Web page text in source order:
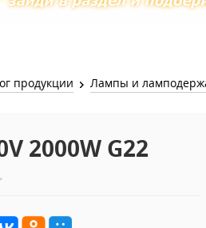
продукции Лампы и
2000W G22